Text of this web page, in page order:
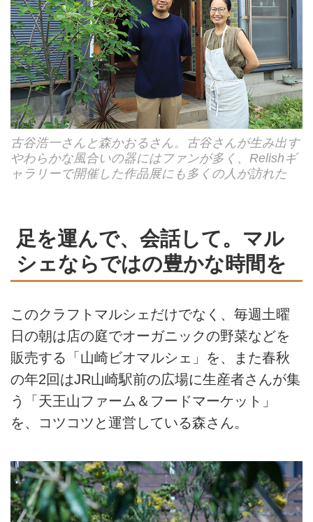
古谷浩一さんと森かおるさん。古谷さんが生み出す
やわらかな風合いの器にはファンが多く、Relishギ
ャラリーで開催した作品展にも多くの人が訪れた
足を運んで、会話して。マル
シェならではの豊かな時間を
このクラフトマルシェだけでなく、毎週土曜
日の朝は店の庭でオーガニックの野菜などを
販売する「山崎ビオマルシェ」を、また春秋
の年2回はJR山崎駅前の広場に生産者さんが集
う「天王山ファーム＆フードマーケット」
を、コツコツと運営している森さん。